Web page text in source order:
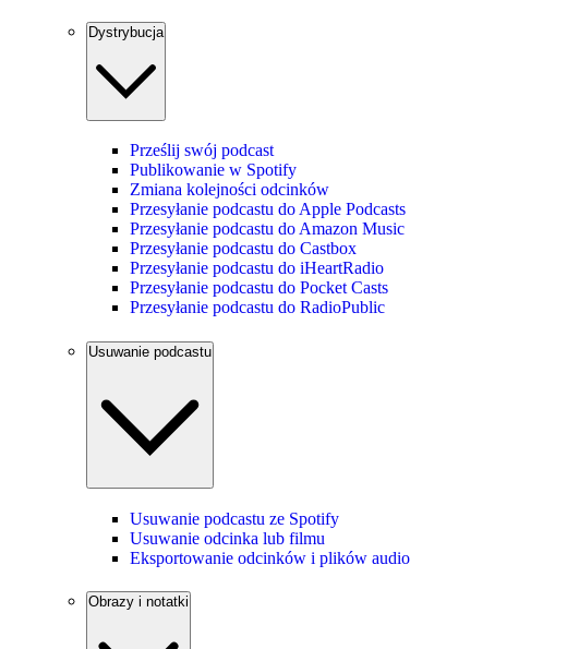
Dystrybucja
Prześlij swój podcast
Publikowanie w Spotify
Zmiana kolejności odcinków
Przesyłanie podcastu do Apple Podcasts
Przesyłanie podcastu do Amazon Music
Przesyłanie podcastu do Castbox
Przesyłanie podcastu do iHeartRadio
Przesyłanie podcastu do Pocket Casts
Przesyłanie podcastu do RadioPublic
Usuwanie podcastu
Usuwanie podcastu ze Spotify
Usuwanie odcinka lub filmu
Eksportowanie odcinków i plików audio
Obrazy i notatki